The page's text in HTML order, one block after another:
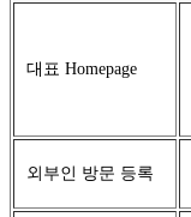
대표 Homepage
외부인 방문 등록